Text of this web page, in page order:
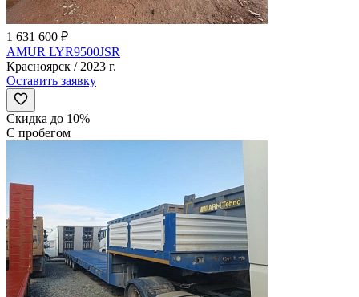
1 631 600 ₽
AMUR LYR9500JSR
Красноярск / 2023 г.
Оставить заявку
Скидка до 10%
С пробегом